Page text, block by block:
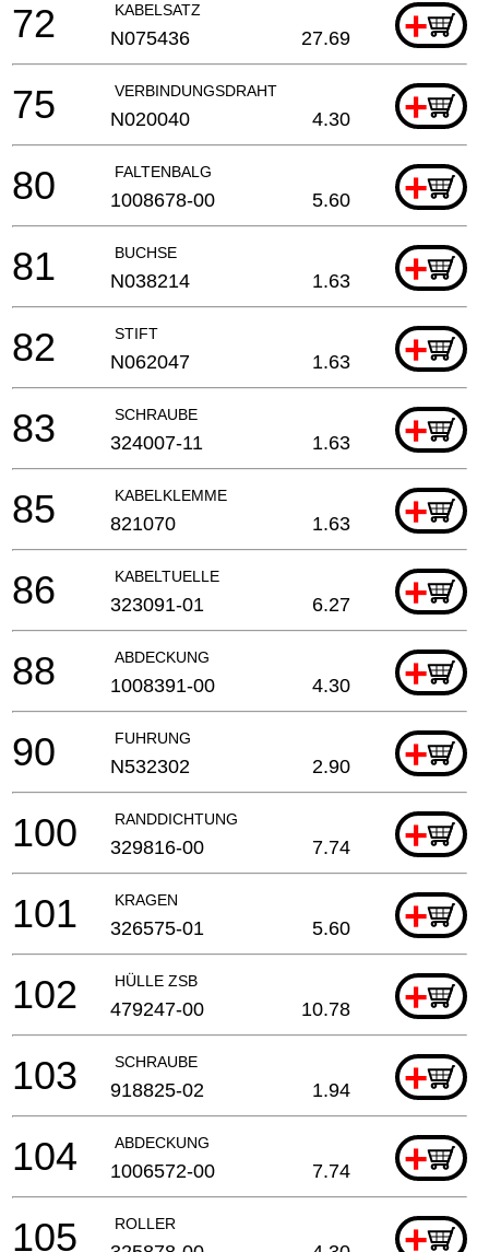
KABELSATZ +
72 N075436 27.69
VERBINDUNGSDRAHT +
75 N020040 4.30
FALTENBALG +
80 1008678-00 5.60
BUCHSE +
81 N038214 1.63
STIFT +
82 N062047 1.63
SCHRAUBE +
83 324007-11 1.63
KABELKLEMME +
85 821070 1.63
KABELTUELLE +
86 323091-01 6.27
ABDECKUNG +
88 1008391-00 4.30
FUHRUNG +
90 N532302 2.90
RANDDICHTUNG +
100 329816-00 7.74
KRAGEN +
101 326575-01 5.60
HÜLLE ZSB +
102 479247-00 10.78
SCHRAUBE +
103 918825-02 1.94
ABDECKUNG +
104 1006572-00 7.74
ROLLER +
105